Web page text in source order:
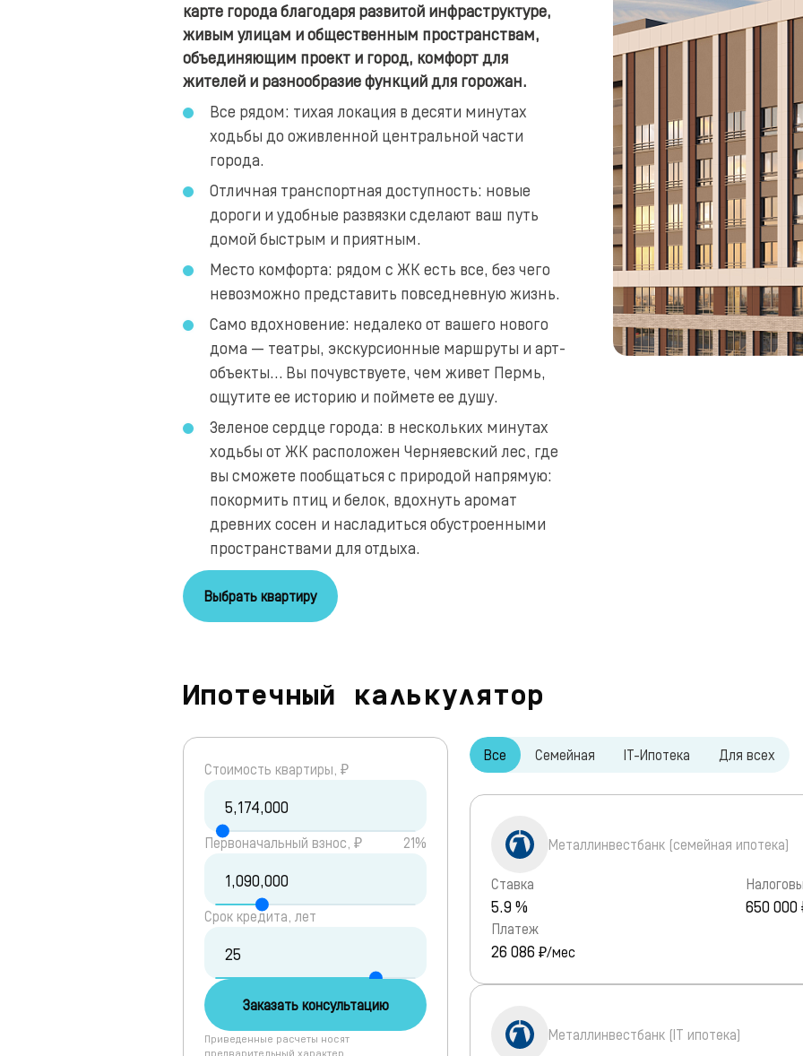
карте города благодаря развитой инфраструктуре,
живым улицам и общественным пространствам,
объединяющим проект и город, комфорт для
жителей и разнообразие функций для горожан.
Все рядом: тихая локация в десяти минутах
ходьбы до оживленной центральной части
города.
Отличная транспортная доступность: новые
дороги и удобные развязки сделают ваш путь
домой быстрым и приятным.
Место комфорта: рядом с ЖК есть все, без чего
невозможно представить повседневную жизнь.
Само вдохновение: недалеко от вашего нового
дома — театры, экскурсионные маршруты и арт-
объекты… Вы почувствуете, чем живет Пермь,
ощутите ее историю и поймете ее душу.
Зеленое сердце города: в нескольких минутах
ходьбы от ЖК расположен Черняевский лес, где
вы сможете пообщаться с природой напрямую:
покормить птиц и белок, вдохнуть аромат
древних сосен и насладиться обустроенными
пространствами для отдыха.
Выбрать квартиру
Ипотечный калькулятор
Cтоимость квартиры, ₽
Первоначальный взнос, ₽ 21%
Срок кредита, лет
Заказать консультацию
Приведенные расчеты носят
предварительный характер.
Все Семейная IT-Ипотека Для всех
Металлинвестбанк (семейная ипотека)
Ставка
5.9 % 650 000
Платеж
26 086 ₽/мес
Металлинвестбанк (IT ипотека)